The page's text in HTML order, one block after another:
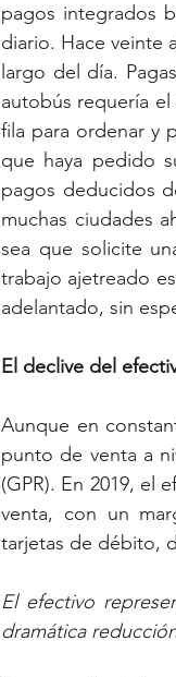
pagos integrados
diario. Hace veinte
largo del día.
autobús requería
fila para ordenar y
que haya pedido
pagos deducidos
muchas ciudades
sea que solicite
trabajo ajetreado
adelantado, sin
El declive del
Aunque en
punto de venta a
(GPR). En 2019, el
venta, con un
tarjetas de débito,
El efectivo
dramática